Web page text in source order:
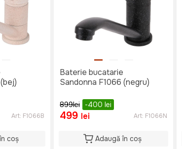
Art: F1066B
coș
Baterie bucatarie
Sandonna F1066 (negru)
899lei -400 lei
499 lei Art: F1066N
Adaugă în coș